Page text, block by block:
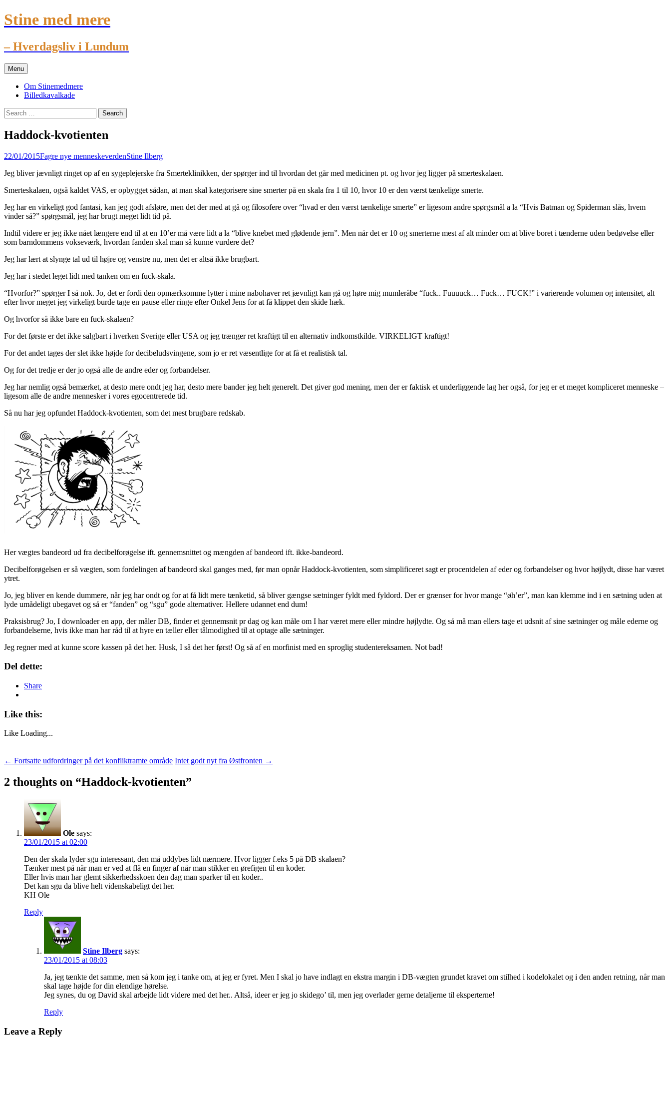
Stine med mere
– Hverdagsliv i Lundum
Menu Skip
to
content
Om Stinemedmere
Billedkavalkade
Search
for:
Haddock-kvotienten
22/01/2015Fagre nye menneskeverdenStine Ilberg
Jeg bliver jævnligt ringet op af en sygeplejerske fra Smerteklinikken, der spørger ind til hvordan det går med medicinen pt. og hvor jeg ligger på smerteskalaen.
Smerteskalaen, også kaldet VAS, er opbygget sådan, at man skal kategorisere sine smerter på en skala fra 1 til 10, hvor 10 er den værst tænkelige smerte.
Jeg har en virkeligt god fantasi, kan jeg godt afsløre, men det der med at gå og filosofere over “hvad er den værst tænkelige smerte” er ligesom andre spørgsmål a la “Hvis Batman og Spiderman slås, hvem
vinder så?” spørgsmål, jeg har brugt meget lidt tid på.
Indtil videre er jeg ikke nået længere end til at en 10’er må være lidt a la “blive knebet med glødende jern”. Men når det er 10 og smerterne mest af alt minder om at blive boret i tænderne uden bedøvelse eller
som barndommens vokseværk, hvordan fanden skal man så kunne vurdere det?
Jeg har lært at slynge tal ud til højre og venstre nu, men det er altså ikke brugbart.
Jeg har i stedet leget lidt med tanken om en fuck-skala.
“Hvorfor?” spørger I så nok. Jo, det er fordi den opmærksomme lytter i mine nabohaver ret jævnligt kan gå og høre mig mumleråbe “fuck.. Fuuuuck… Fuck… FUCK!” i varierende volumen og intensitet, alt
efter hvor meget jeg virkeligt burde tage en pause eller ringe efter Onkel Jens for at få klippet den skide hæk.
Og hvorfor så ikke bare en fuck-skalaen?
For det første er det ikke salgbart i hverken Sverige eller USA og jeg trænger ret kraftigt til en alternativ indkomstkilde. VIRKELIGT kraftigt!
For det andet tages der slet ikke højde for decibeludsvingene, som jo er ret væsentlige for at få et realistisk tal.
Og for det tredje er der jo også alle de andre eder og forbandelser.
Jeg har nemlig også bemærket, at desto mere ondt jeg har, desto mere bander jeg helt generelt. Det giver god mening, men der er faktisk et underliggende lag her også, for jeg er et meget kompliceret menneske –
ligesom alle de andre mennesker i vores egocentrerede tid.
Så nu har jeg opfundet Haddock-kvotienten, som det mest brugbare redskab.
Her vægtes bandeord ud fra decibelforøgelse ift. gennemsnittet og mængden af bandeord ift. ikke-bandeord.
Decibelforøgelsen er så vægten, som fordelingen af bandeord skal ganges med, før man opnår Haddock-kvotienten, som simplificeret sagt er procentdelen af eder og forbandelser og hvor højlydt, disse har været
ytret.
Jo, jeg bliver en kende dummere, når jeg har ondt og for at få lidt mere tænketid, så bliver gængse sætninger fyldt med fyldord. Der er grænser for hvor mange “øh’er”, man kan klemme ind i en sætning uden at
lyde umådeligt ubegavet og så er “fanden” og “sgu” gode alternativer. Hellere udannet end dum!
Praksisbrug? Jo, I downloader en app, der måler DB, finder et gennemsnit pr dag og kan måle om I har været mere eller mindre højlydte. Og så må man ellers tage et udsnit af sine sætninger og måle ederne og
forbandelserne, hvis ikke man har råd til at hyre en tæller eller tålmodighed til at optage alle sætninger.
Jeg regner med at kunne score kassen på det her. Husk, I så det her først! Og så af en morfinist med en sproglig studentereksamen. Not bad!
Del dette:
Share
Like this:
Like Loading...
Post
navigation
← Fortsatte udfordringer på det konfliktramte område Intet godt nyt fra Østfronten →
2 thoughts on “Haddock-kvotienten”
Ole says:
23/01/2015 at 02:00
Den der skala lyder sgu interessant, den må uddybes lidt nærmere. Hvor ligger f.eks 5 på DB skalaen?
Tænker mest på når man er ved at flå en finger af når man stikker en ørefigen til en koder.
Eller hvis man har glemt sikkerhedsskoen den dag man sparker til en koder..
Det kan sgu da blive helt videnskabeligt det her.
KH Ole
Reply
Stine Ilberg says:
23/01/2015 at 08:03
Ja, jeg tænkte det samme, men så kom jeg i tanke om, at jeg er fyret. Men I skal jo have indlagt en ekstra margin i DB-vægten grundet kravet om stilhed i kodelokalet og i den anden retning, når man
skal tage højde for din elendige hørelse.
Jeg synes, du og David skal arbejde lidt videre med det her.. Altså, ideer er jeg jo skidego’ til, men jeg overlader gerne detaljerne til eksperterne!
Reply
Leave a Reply